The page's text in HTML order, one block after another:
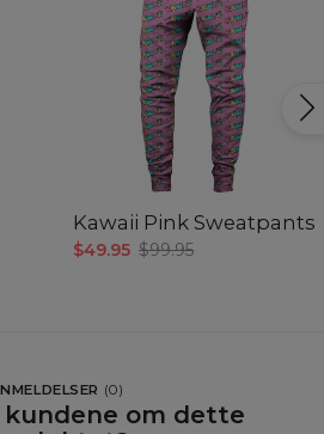
Kawaii Pink Sweatpants
$49.95 $99.95
(0)
kundene om dette